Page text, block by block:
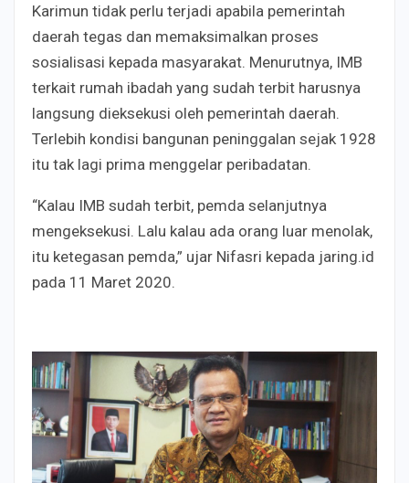
Karimun tidak perlu terjadi apabila pemerintah
daerah tegas dan memaksimalkan proses
sosialisasi kepada masyarakat. Menurutnya, IMB
terkait rumah ibadah yang sudah terbit harusnya
langsung dieksekusi oleh pemerintah daerah.
Terlebih kondisi bangunan peninggalan sejak 1928
itu tak lagi prima menggelar peribadatan.
“Kalau IMB sudah terbit, pemda selanjutnya
mengeksekusi. Lalu kalau ada orang luar menolak,
itu ketegasan pemda,” ujar Nifasri kepada jaring.id
pada 11 Maret 2020.